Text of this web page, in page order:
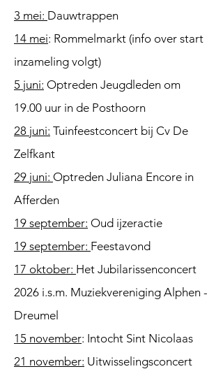
3 mei: Dauwtrappen
14 mei: Rommelmarkt (info over start
inzameling volgt)
5 juni: Optreden Jeugdleden om
19.00 uur in de Posthoorn
28 juni: Tuinfeestconcert bij Cv De
Zelfkant
29 juni: Optreden Juliana Encore in
Afferden
19 september: Oud ijzeractie
19 september: Feestavond
17 oktober: Het Jubilarissenconcert
2026 i.s.m. Muziekvereniging Alphen -
Dreumel
15 november: Intocht Sint Nicolaas
21 november: Uitwisselingsconcert